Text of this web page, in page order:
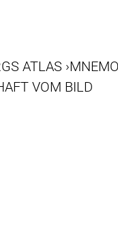
ATLAS
VOM BILD